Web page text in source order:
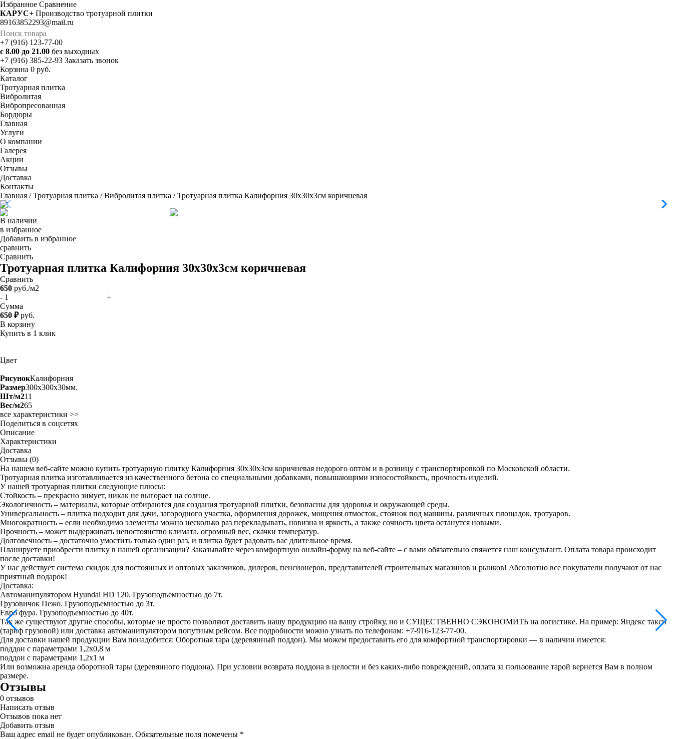
Избранное Cравнение
КАРУС+ Производство тротуарной плитки
89163852293@mail.ru
+7 (916) 123-77-00
с 8.00 до 21.00 без выходных
+7 (916) 385-22-93 Заказать звонок
Корзина 0 руб.
Каталог
Тротуарная плитка
Вибролитая
Вибропресованная
Бордюры
Главная
Услуги
О компании
Галерея
Акции
Отзывы
Доставка
Контакты
Главная /Тротуарная плитка /Вибролитая плитка / Тротуарная плитка Калифорния 30х30х3см коричневая
В наличии
в избранное
Добавить в избранное
сравнить
Сравнить
Тротуарная плитка Калифорния 30х30х3см коричневая
Сравнить
650 руб./м2
-
+
Сумма
650 ₽ руб.
В корзину
Купить в 1 клик
Цвет
РисунокКалифорния
Размер300x300x30мм.
Шт/м211
Вес/м265
все характеристики >>
Поделиться в соцсетях
Описание
Характеристики
Доставка
Отзывы (0)
На нашем веб-сайте можно купить тротуарную плитку Калифорния 30х30х3см коричневая недорого оптом и в розницу с транспортировкой по Московской области.
Тротуарная плитка изготавливается из качественного бетона со специальными добавками, повышающими износостойкость, прочность изделий.
У нашей тротуарная плитки следующие плюсы:
Стойкость – прекрасно зимует, никак не выгорает на солнце.
Экологичность – материалы, которые отбираются для создания тротуарной плитки, безопасны для здоровья и окружающей среды.
Универсальность – плитка подходит для дачи, загородного участка, оформления дорожек, мощения отмосток, стоянок под машины, различных площадок, тротуаров.
Многократность – если необходимо элементы можно несколько раз перекладывать, новизна и яркость, а также сочность цвета останутся новыми.
Прочность – может выдерживать непостоянство климата, огромный вес, скачки температур.
Долговечность – достаточно умостить только один раз, и плитка будет радовать вас длительное время.
Планируете приобрести плитку в нашей организации? Заказывайте через комфортную онлайн-форму на веб-сайте – с вами обязательно свяжется наш консультант. Оплата товара происходит
после доставки!
У нас действует система скидок для постоянных и оптовых заказчиков, дилеров, пенсионеров, представителей строительных магазинов и рынков! Абсолютно все покупатели получают от нас
приятный подарок!
Доставка:
Автоманипулятором Hyundai HD 120. Грузоподъемностью до 7т.
Грузовичок Пежо. Грузоподъемностью до 3т.
Евро фура. Грузоподъемностью до 40т.
Так же существуют другие способы, которые не просто позволяют доставить нашу продукцию на вашу стройку, но и СУЩЕСТВЕННО СЭКОНОМИТЬ на логистике. На пример: Яндекс такси
(тариф грузовой) или доставка автоманипулятором попутным рейсом. Все подробности можно узнать по телефонам: +7-916-123-77-00.
Для доставки нашей продукции Вам понадобится: Оборотная тара (деревянный поддон). Мы можем предоставить его для комфортной транспортировки — в наличии имеется:
поддон с параметрами 1,2х0,8 м
поддон с параметрами 1,2х1 м
Или возможна аренда оборотной тары (деревянного поддона). При условии возврата поддона в целости и без каких-либо повреждений, оплата за пользование тарой вернется Вам в полном
размере.
Отзывы
0 отзывов
Написать отзыв
Отзывов пока нет
Добавить отзыв
Ваш адрес email не будет опубликован. Обязательные поля помечены *